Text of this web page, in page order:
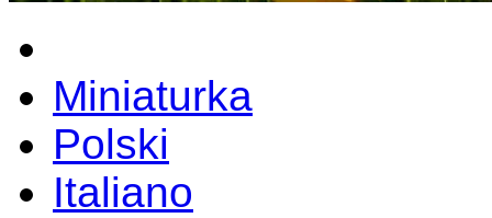
Miniaturka
Polski
Italiano